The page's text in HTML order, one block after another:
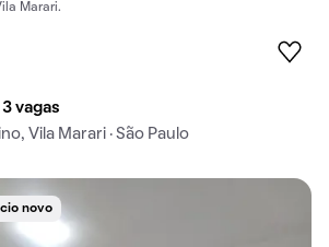
Marari.
3 vagas
Vila Marari · São Paulo
novo